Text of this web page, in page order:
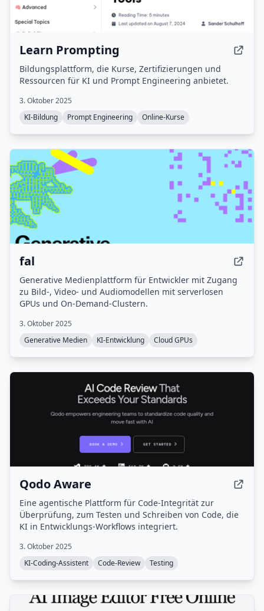
Learn Prompting
Bildungsplattform, die Kurse, Zertifizierungen und
Ressourcen für KI und Prompt Engineering anbietet.
3. Oktober 2025
KI-Bildung
Prompt Engineering Online-Kurse
fal
Generative Medienplattform für Entwickler mit Zugang
zu Bild-, Video- und Audiomodellen mit serverlosen
GPUs und On-Demand-Clustern.
3. Oktober 2025
Generative Medien
KI-Entwicklung Cloud GPUs
Qodo Aware
Eine agentische Plattform für Code-Integrität zur
Überprüfung, zum Testen und Schreiben von Code, die
KI in Entwicklungs-Workflows integriert.
3. Oktober 2025
KI-Coding-Assistent
Code-Review Testing